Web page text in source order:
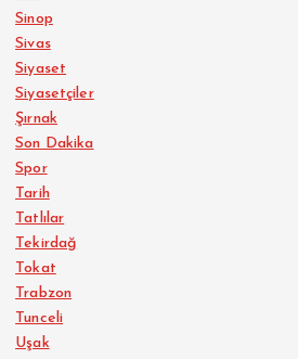
Sinop
Sivas
Siyaset
Siyasetçiler
Şırnak
Son Dakika
Spor
Tarih
Tatlılar
Tekirdağ
Tokat
Trabzon
Tunceli
Uşak